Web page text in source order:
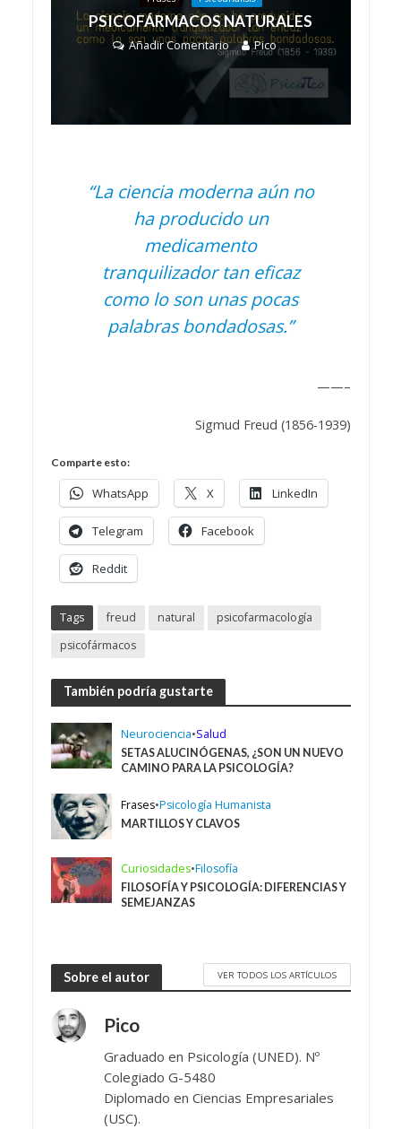
PSICOFÁRMACOS NATURALES
Añadir Comentario Pico
“La ciencia moderna aún no
ha producido un
medicamento
tranquilizador tan eficaz
como lo son unas pocas
palabras bondadosas.”
——–
Sigmud Freud (1856-1939)
Comparte esto:
WhatsApp X LinkedIn
Telegram Facebook
Reddit
Tags freud natural
psicofarmacología
psicofármacos
También podría gustarte
Neurociencia•Salud
SETAS ALUCINÓGENAS, ¿SON UN NUEVO
CAMINO PARA LA PSICOLOGÍA?
Frases•Psicología Humanista
MARTILLOS Y CLAVOS
Curiosidades•Filosofía
FILOSOFÍA Y PSICOLOGÍA: DIFERENCIAS Y
SEMEJANZAS
Sobre el autor VER TODOS LOS ARTÍCULOS
Pico
Graduado en Psicología (UNED). Nº
Colegiado G-5480
Diplomado en Ciencias Empresariales
(USC).